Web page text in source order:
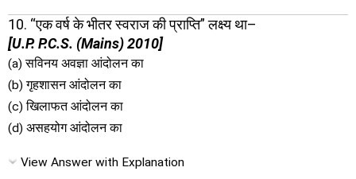
10. “एक वर्ष के भीतर स्वराज की प्राप्ति” लक्ष्य था–
[U.P. P.C.S. (Mains) 2010]
(a) सविनय अवज्ञा आंदोलन का
(b) गृहशासन आंदोलन का
(c) खिलाफत आंदोलन का
(d) असहयोग आंदोलन का
View Answer with Explanation